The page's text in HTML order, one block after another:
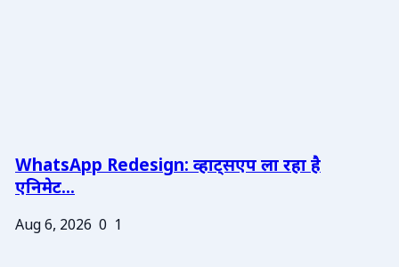
WhatsApp Redesign: व्हाट्सएप ला रहा है
एनिमेट...
Aug 6, 2026 0 1